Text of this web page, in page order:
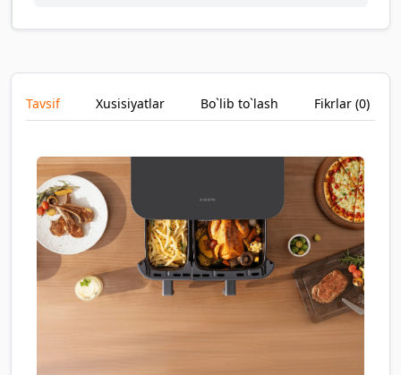
Tavsif Xusisiyatlar Bo`lib to`lash Fikrlar (0)